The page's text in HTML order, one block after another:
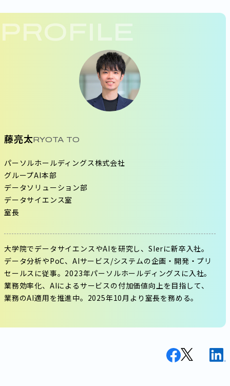
PROFILE
藤亮太 RYOTA TO
パーソルホールディングス株式会社
グループAI本部
データソリューション部
データサイエンス室
室長
大学院でデータサイエンスやAIを研究し、SIerに新卒入社。
データ分析やPoC、AIサービス/システムの企画・開発・プリ
セールスに従事。2023年パーソルホールディングスに入社。
業務効率化、AIによるサービスの付加価値向上を目指して、
業務のAI適用を推進中。2025年10月より室長を務める。